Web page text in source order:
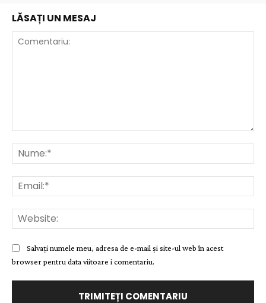
LĂSAȚI UN MESAJ
Salvați numele meu, adresa de e-mail și site-ul web în acest
browser pentru data viitoare i comentariu.